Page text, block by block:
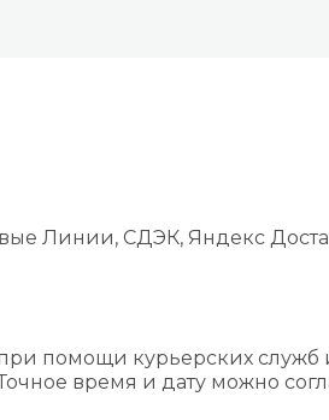
Линии, СДЭК, Яндекс
помощи курьерских
время и дату можно